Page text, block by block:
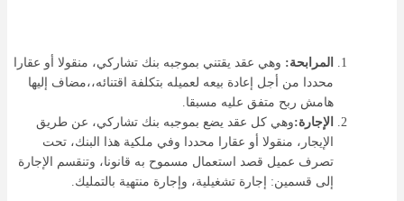
المرابحة: وهي عقد يقتني بموجبه بنك تشاركي، منقولا أو عقارا
محددا من أجل إعادة بيعه لعميله بتكلفة اقتنائه،،مضاف إليها
هامش ربح متفق عليه مسبقا.
الإجارة:وهي كل عقد يضع بموجبه بنك تشاركي، عن طريق
الإيجار، منقولا أو عقارا محددا وفي ملكية هذا البنك، تحت
تصرف عميل قصد استعمال مسموح به قانونا، وتنقسم الإجارة
إلى قسمين: إجارة تشغيلية، وإجارة منتهية بالتمليك.